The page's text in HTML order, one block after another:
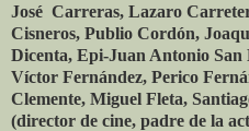
José Carreras, Lazaro
Cisneros, Publio Cordón,
Dicenta, Epi-Juan Antonio
Víctor Fernández, Perico
Clemente, Miguel Fleta,
(director de cine, padre de la